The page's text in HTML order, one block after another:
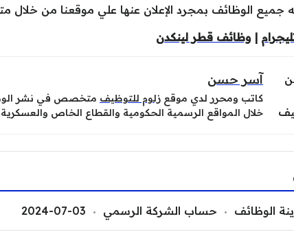
جميع الوظائف بمجرد الإعلان عنها علي موقعنا من خلال
| وظائف قطر لينكدن
آسر حسن
كاتب ومحرر لدي موقع زلوم للتوظيف متخصص في نشر
خلال المواقع الرسمية الحكومية والقطاع الخاص
الوظائف حساب الشركة الرسمي 2024-07-03